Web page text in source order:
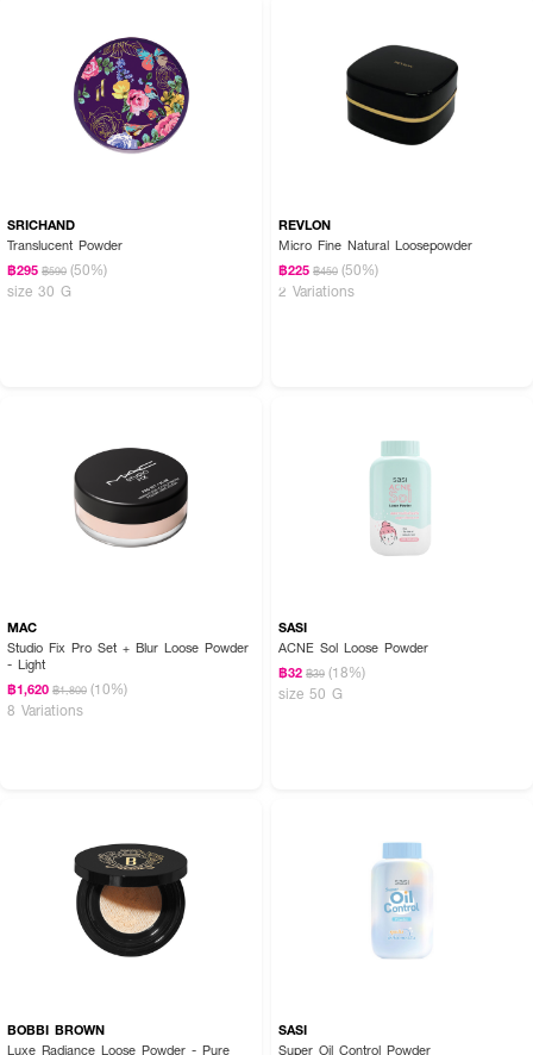
How to Use :
หลังลงรองพื้น ใช้พัฟกดซับแป้ง KATE Face Powder Z เกลี่ยเบาๆ ทั่วใบหน้า
SRICHAND
Translucent Powder
฿295 ฿590 (50%)
size 30 G
REVLON
Micro Fine Natural Loosepowder
฿225 ฿450 (50%)
2 Variations
MAC
Studio Fix Pro Set + Blur Loose Powder
- Light
฿1,620 ฿1,800 (10%)
8 Variations
SASI
ACNE Sol Loose Powder
฿32 ฿39 (18%)
size 50 G
BOBBI BROWN
Luxe Radiance Loose Powder - Pure
SASI
Super Oil Control Powder